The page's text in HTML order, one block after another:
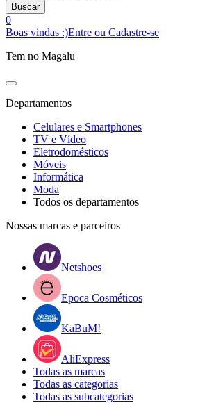
Buscar
0
Boas vindas :)Entre ou Cadastre-se
Tem no Magalu
Departamentos
Celulares e Smartphones
TV e Vídeo
Eletrodomésticos
Móveis
Informática
Moda
Todos os departamentos
Nossas marcas e parceiros
Netshoes
Epoca Cosméticos
KaBuM!
AliExpress
Todas as marcas
Todas as categorias
Todas as subcategorias